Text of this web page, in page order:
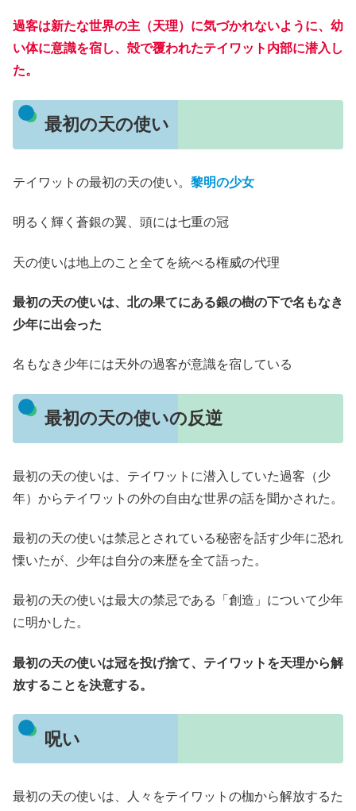
過客は新たな世界の主（天理）に気づかれないように、幼
い体に意識を宿し、殻で覆われたテイワット内部に潜入し
た。
最初の天の使い
テイワットの最初の天の使い。 黎明の少女
明るく輝く蒼銀の翼、頭には七重の冠
天の使いは地上のこと全てを統べる権威の代理
最初の天の使いは、北の果てにある銀の樹の下で名もなき
少年に出会った
名もなき少年には天外の過客が意識を宿している
最初の天の使いの反逆
最初の天の使いは、テイワットに潜入していた過客（少
年）からテイワットの外の自由な世界の話を聞かされた。
最初の天の使いは禁忌とされている秘密を話す少年に恐れ
慄いたが、少年は自分の来歴を全て語った。
最初の天の使いは最大の禁忌である「創造」について少年
に明かした。
最初の天の使いは冠を投げ捨て、テイワットを天理から解
放することを決意する。
呪い
最初の天の使いは、人々をテイワットの枷から解放するた